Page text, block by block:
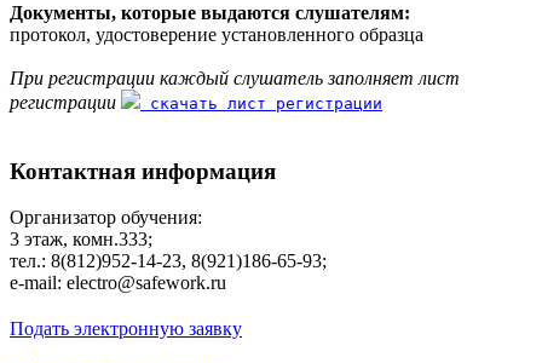
Документы, которые выдаются слушателям:
протокол, удостоверение установленного образца
При регистрации каждый слушатель заполняет лист
регистрации
скачать лист регистрации
Контактная информация
Организатор обучения:
3 этаж, комн.333;
тел.: 8(812)952-14-23, 8(921)186-65-93;
е-mаil: electro@safework.ru
Подать электронную заявку